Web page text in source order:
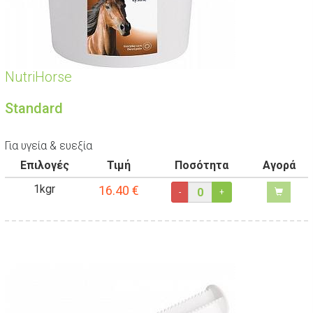
NutriHorse
Standard
Για υγεία & ευεξία
Επιλογές
Τιμή Ποσότητα
Αγορά
1kgr
16.40 € - +